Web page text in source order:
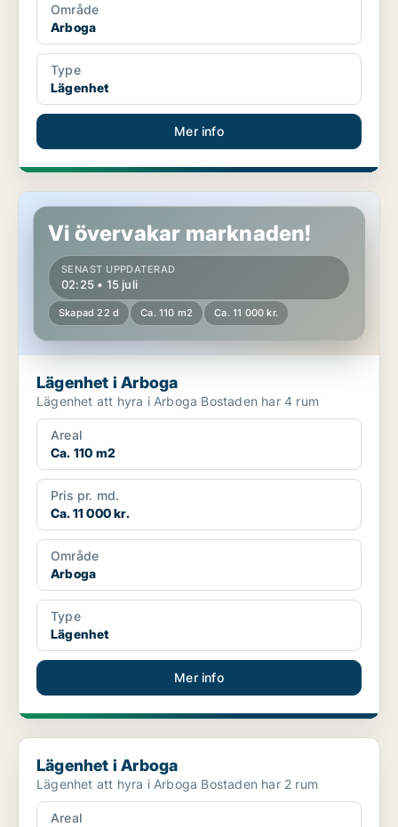
Område
Arboga
Type
Lägenhet
Mer info
Lägenhet i Arboga
Vi övervakar marknaden!
SENAST UPPDATERAD
02:25 • 15 juli
Skapad 22 d Ca. 110 m2 Ca. 11 000 kr.
Lägenhet i Arboga
Lägenhet att hyra i Arboga Bostaden har 4 rum
Areal
Ca. 110 m2
Pris pr. md.
Ca. 11 000 kr.
Område
Arboga
Type
Lägenhet
Mer info
Lägenhet i Arboga
Lägenhet i Arboga
Lägenhet att hyra i Arboga Bostaden har 2 rum
Areal